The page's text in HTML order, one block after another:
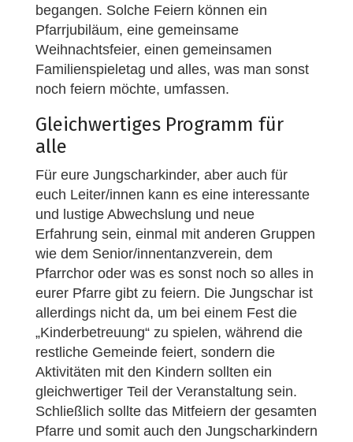
begangen. Solche Feiern können ein
Pfarrjubiläum, eine gemeinsame
Weihnachtsfeier, einen gemeinsamen
Familienspieletag und alles, was man sonst
noch feiern möchte, umfassen.
Gleichwertiges Programm für
alle
Für eure Jungscharkinder, aber auch für
euch Leiter/innen kann es eine interessante
und lustige Abwechslung und neue
Erfahrung sein, einmal mit anderen Gruppen
wie dem Senior/innentanzverein, dem
Pfarrchor oder was es sonst noch so alles in
eurer Pfarre gibt zu feiern. Die Jungschar ist
allerdings nicht da, um bei einem Fest die
„Kinderbetreuung“ zu spielen, während die
restliche Gemeinde feiert, sondern die
Aktivitäten mit den Kindern sollten ein
gleichwertiger Teil der Veranstaltung sein.
Schließlich sollte das Mitfeiern der gesamten
Pfarre und somit auch den Jungscharkindern